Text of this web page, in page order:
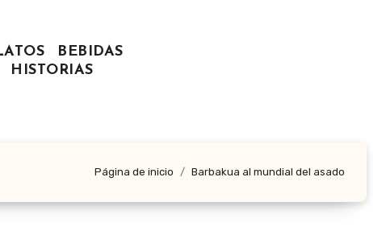
BEBIDAS
HISTORIAS
Página de inicio Barbakua al mundial del asado